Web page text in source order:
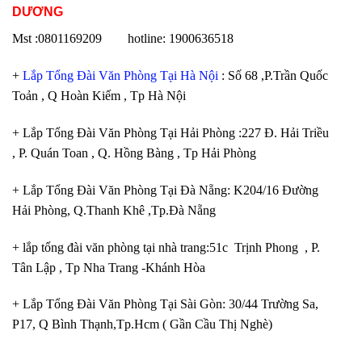
DƯƠNG
Mst :0801169209 hotline: 1900636518
+ Lắp Tổng Đài Văn Phòng Tại Hà Nội : Số 68 ,P.Trần Quốc
Toản , Q Hoàn Kiếm , Tp Hà Nội
+ Lắp Tổng Đài Văn Phòng Tại Hải Phòng :227 Đ. Hải Triều
, P. Quán Toan , Q. Hồng Bàng , Tp Hải Phòng
+ Lắp Tổng Đài Văn Phòng Tại Đà Nẵng: K204/16 Đường
Hải Phòng, Q.Thanh Khê ,Tp.Đà Nẵng
+ lắp tổng đài văn phòng tại nhà trang:51c Trịnh Phong , P.
Tân Lập , Tp Nha Trang -Khánh Hòa
+ Lắp Tổng Đài Văn Phòng Tại Sài Gòn: 30/44 Trường Sa,
P17, Q Bình Thạnh,Tp.Hcm ( Gần Cầu Thị Nghè)